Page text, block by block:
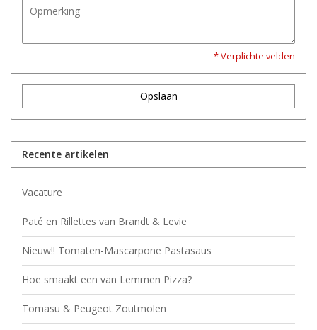
* Verplichte velden
Opslaan
Recente artikelen
Vacature
Paté en Rillettes van Brandt & Levie
Nieuw!! Tomaten-Mascarpone Pastasaus
Hoe smaakt een van Lemmen Pizza?
Tomasu & Peugeot Zoutmolen